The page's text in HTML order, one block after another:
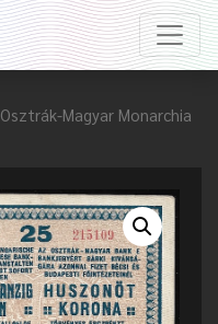
Osztrák-Magyar Monarchia